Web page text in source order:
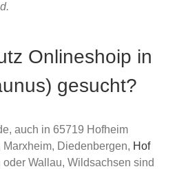
Onlineshoip in
gesucht?
auch in 65719 Hofheim
Marxheim, Diedenbergen, Hof
Wallau, Wildsachsen sind